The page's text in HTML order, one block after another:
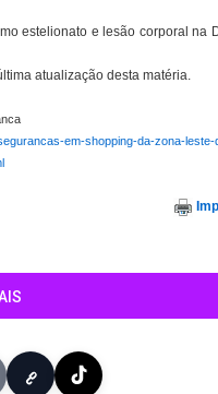
estelionato e lesão corporal na
atualização desta matéria.
em-shopping-da-zona-